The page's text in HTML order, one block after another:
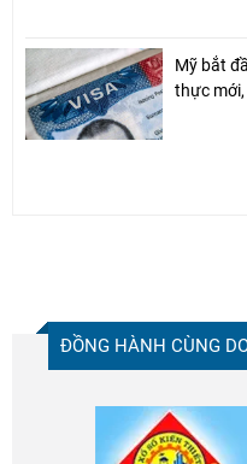
Mỹ bắt
thực
ĐỒNG HÀNH CÙNG